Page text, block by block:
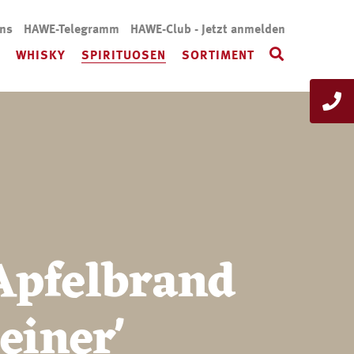
HAWE-Telegramm HAWE-Club - Jetzt anmelden
WHISKY SPIRITUOSEN SORTIMENT